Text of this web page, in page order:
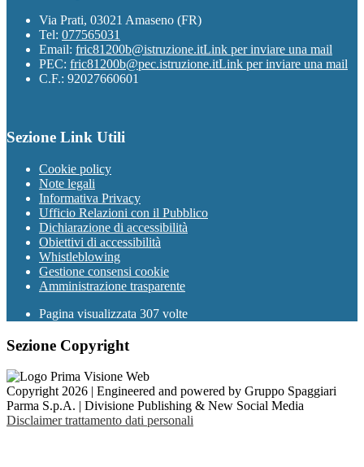
Via Prati, 03021 Amaseno (FR)
Tel: 077565031
Email: fric81200b@istruzione.itLink per inviare una mail
PEC: fric81200b@pec.istruzione.itLink per inviare una mail
C.F.: 92027660601
Sezione Link Utili
Cookie policy
Note legali
Informativa Privacy
Ufficio Relazioni con il Pubblico
Dichiarazione di accessibilità
Obiettivi di accessibilità
Whistleblowing
Gestione consensi cookie
Amministrazione trasparente
Pagina visualizzata 307 volte
Sezione Copyright
Copyright 2026 | Engineered and powered by Gruppo Spaggiari
Parma S.p.A. | Divisione Publishing & New Social Media
Disclaimer trattamento dati personali